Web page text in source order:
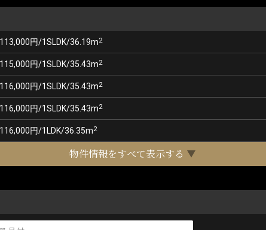
113,000円/1SLDK/36.19m2
115,000円/1SLDK/35.43m2
116,000円/1SLDK/35.43m2
116,000円/1SLDK/35.43m2
116,000円/1LDK/36.35m2
物件情報をすべて表示する